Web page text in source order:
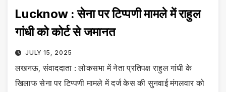
Lucknow : सेना पर टिप्पणी मामले में राहुल
गांधी को कोर्ट से जमानत
JULY 15, 2025
लखनऊ, संवाददाता : लोकसभा में नेता प्रतिपक्ष राहुल गांधी के
खिलाफ सेना पर टिप्पणी मामले में दर्ज केस की सुनवाई मंगलवार को